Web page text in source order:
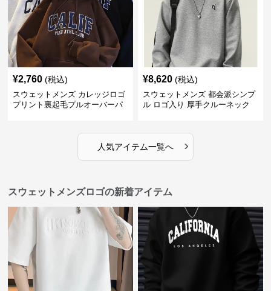
¥2,760 (税込)
スウェットメンズ カレッジロゴ
プリント裏起毛プルオーバーパ
¥8,620 (税込)
スウェットメンズ 都会派シンプ
ル ロゴ入り 厚手クルーネック
人気アイテム一覧へ ›
スウェットメンズロゴの新着アイテム